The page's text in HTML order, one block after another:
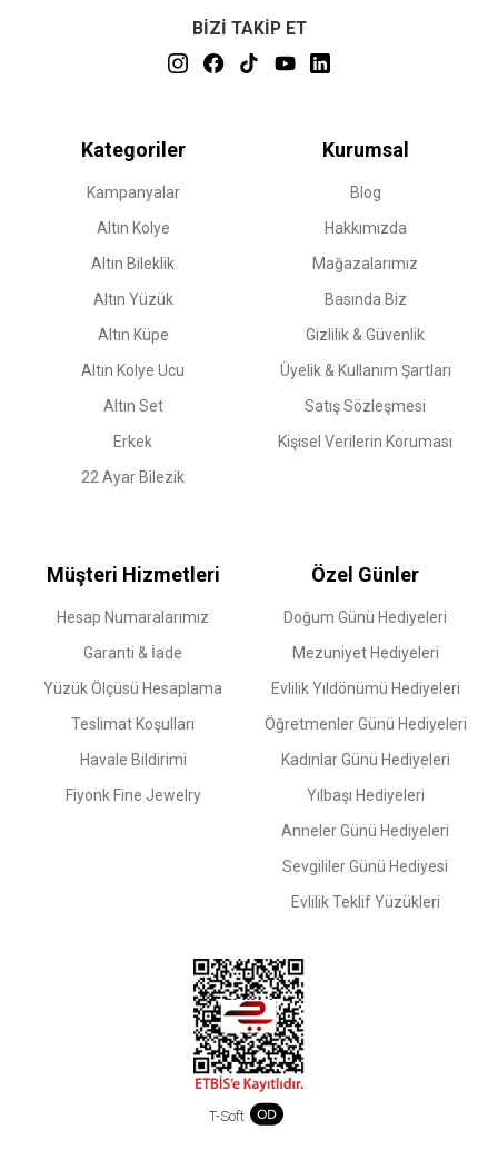
BİZİ TAKİP ET
Kategoriler
Kampanyalar
Altın Kolye
Altın Bileklik
Altın Yüzük
Altın Küpe
Altın Kolye Ucu
Altın Set
Erkek
22 Ayar Bilezik
Kurumsal
Blog
Hakkımızda
Mağazalarımız
Basında Biz
Gizlilik & Güvenlik
Üyelik & Kullanım Şartları
Satış Sözleşmesi
Kişisel Verilerin Koruması
Müşteri Hizmetleri
Hesap Numaralarımız
Garanti & İade
Yüzük Ölçüsü Hesaplama
Teslimat Koşulları
Havale Bildirimi
Fiyonk Fine Jewelry
Özel Günler
Doğum Günü Hediyeleri
Mezuniyet Hediyeleri
Evlilik Yıldönümü Hediyeleri
Öğretmenler Günü Hediyeleri
Kadınlar Günü Hediyeleri
Yılbaşı Hediyeleri
Anneler Günü Hediyeleri
Sevgililer Günü Hediyesi
Evlilik Teklif Yüzükleri
T-Soft